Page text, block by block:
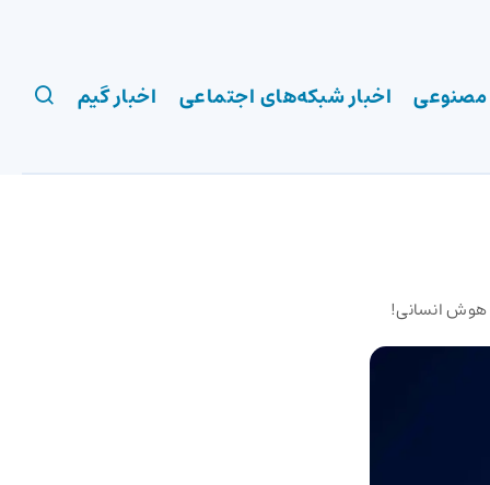
اخبار شبکه‌های اجتماعی اخبار گیم
هوش انسانی!